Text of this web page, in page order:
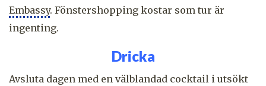
Embassy. Fönstershopping kostar som tur är
ingenting.
Dricka
Avsluta dagen med en välblandad cocktail i utsökt